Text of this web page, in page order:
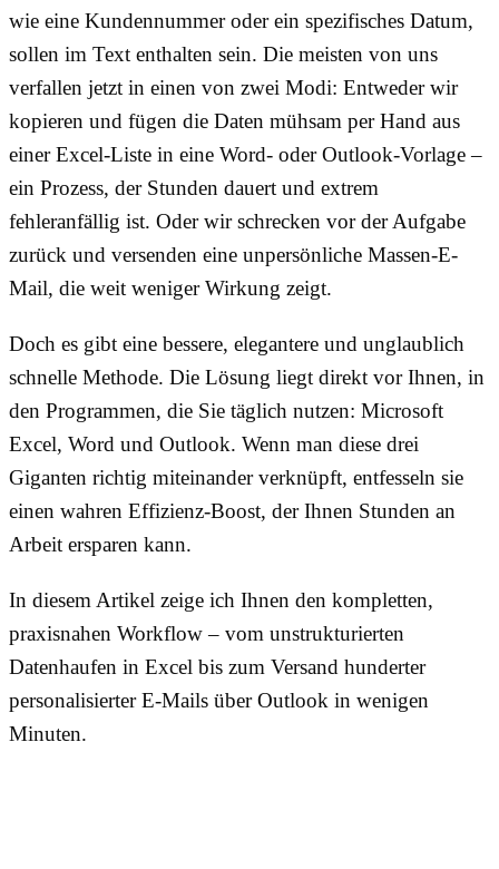
wie eine Kundennummer oder ein spezifisches Datum,
sollen im Text enthalten sein. Die meisten von uns
verfallen jetzt in einen von zwei Modi: Entweder wir
kopieren und fügen die Daten mühsam per Hand aus
einer Excel-Liste in eine Word- oder Outlook-Vorlage –
ein Prozess, der Stunden dauert und extrem
fehleranfällig ist. Oder wir schrecken vor der Aufgabe
zurück und versenden eine unpersönliche Massen-E-
Mail, die weit weniger Wirkung zeigt.
Doch es gibt eine bessere, elegantere und unglaublich
schnelle Methode. Die Lösung liegt direkt vor Ihnen, in
den Programmen, die Sie täglich nutzen: Microsoft
Excel, Word und Outlook. Wenn man diese drei
Giganten richtig miteinander verknüpft, entfesseln sie
einen wahren Effizienz-Boost, der Ihnen Stunden an
Arbeit ersparen kann.
In diesem Artikel zeige ich Ihnen den kompletten,
praxisnahen Workflow – vom unstrukturierten
Datenhaufen in Excel bis zum Versand hunderter
personalisierter E-Mails über Outlook in wenigen
Minuten.